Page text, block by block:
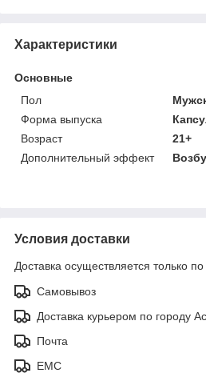
Характеристики
Основные
Пол
Форма выпуска
Возраст
21+
Дополнительный эффект
Условия доставки
Доставка осуществляется только
Самовывоз
Доставка курьером по городу
Почта
ЕМС